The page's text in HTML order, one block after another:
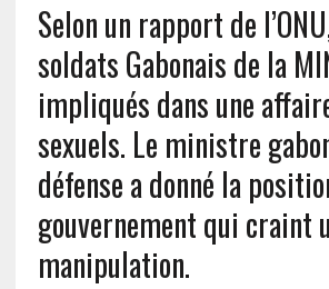
Selon un rapport de
soldats Gabonais de la
impliqués dans une
sexuels. Le ministre
défense a donné la
gouvernement qui craint
manipulation.